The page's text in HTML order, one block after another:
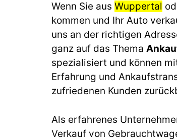
Wenn Sie aus Wuppertal
kommen und Ihr Auto
uns an der richtigen
ganz auf das Thema
spezialisiert und können
Erfahrung und
zufriedenen Kunden
Als erfahrenes
Verkauf von